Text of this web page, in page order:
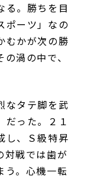
る。勝ちを目
ポーツ」なの
むかが次の勝
渦の中で、
なタテ脚を武
だった。２１
し、Ｓ級特昇
対戦では歯が
う。心機一転